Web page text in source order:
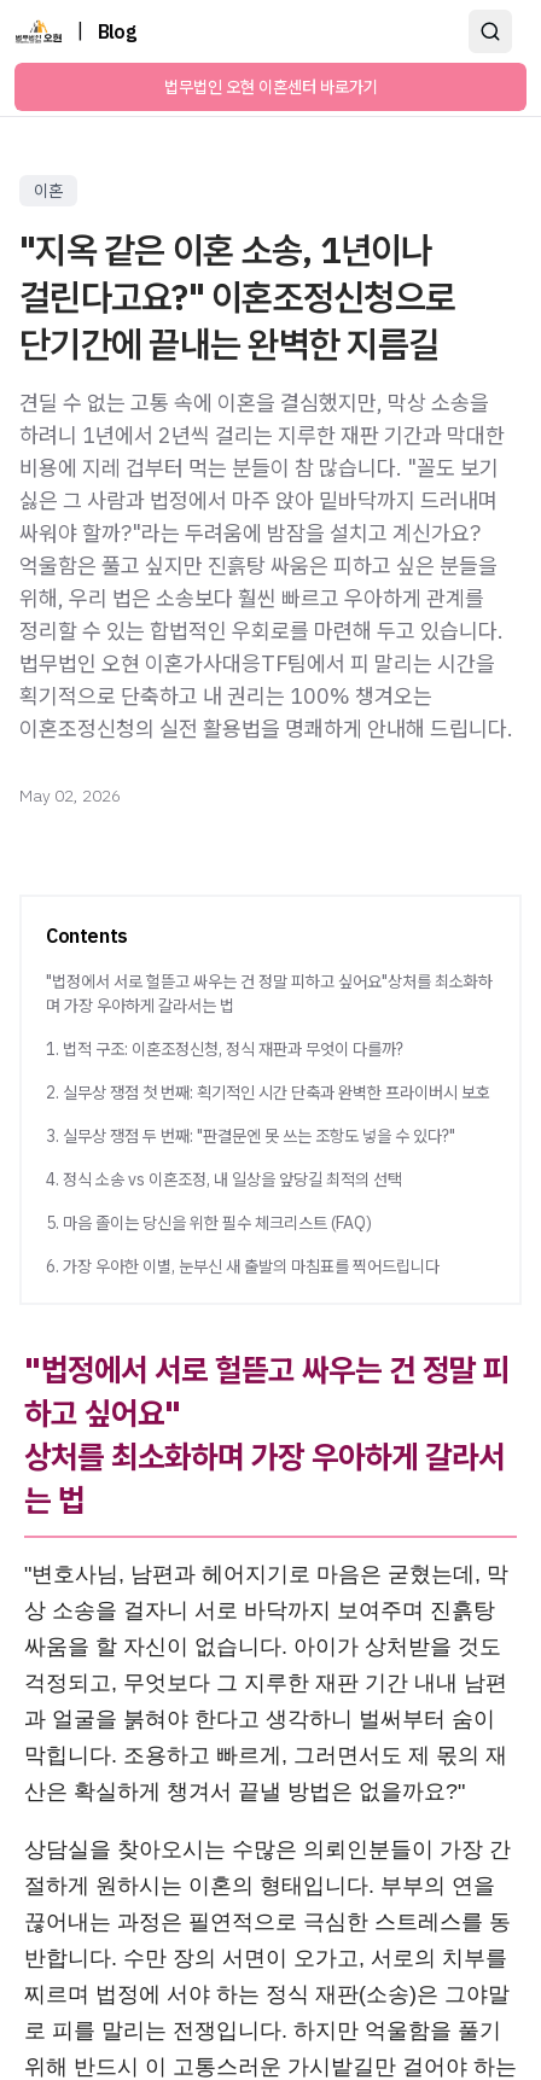
Blog
법무법인 오현 이혼센터 바로가기
이혼
"지옥 같은 이혼 소송, 1년이나
걸린다고요?" 이혼조정신청으로
단기간에 끝내는 완벽한 지름길
견딜 수 없는 고통 속에 이혼을 결심했지만, 막상 소송을
하려니 1년에서 2년씩 걸리는 지루한 재판 기간과 막대한
비용에 지레 겁부터 먹는 분들이 참 많습니다. "꼴도 보기
싫은 그 사람과 법정에서 마주 앉아 밑바닥까지 드러내며
싸워야 할까?"라는 두려움에 밤잠을 설치고 계신가요?
억울함은 풀고 싶지만 진흙탕 싸움은 피하고 싶은 분들을
위해, 우리 법은 소송보다 훨씬 빠르고 우아하게 관계를
정리할 수 있는 합법적인 우회로를 마련해 두고 있습니다.
법무법인 오현 이혼가사대응TF팀에서 피 말리는 시간을
획기적으로 단축하고 내 권리는 100% 챙겨오는
이혼조정신청의 실전 활용법을 명쾌하게 안내해 드립니다.
May 02, 2026
Contents
"법정에서 서로 헐뜯고 싸우는 건 정말 피하고 싶어요"상처를 최소화하
며 가장 우아하게 갈라서는 법
1. 법적 구조: 이혼조정신청, 정식 재판과 무엇이 다를까?
2. 실무상 쟁점 첫 번째: 획기적인 시간 단축과 완벽한 프라이버시 보호
3. 실무상 쟁점 두 번째: "판결문엔 못 쓰는 조항도 넣을 수 있다?"
4. 정식 소송 vs 이혼조정, 내 일상을 앞당길 최적의 선택
5. 마음 졸이는 당신을 위한 필수 체크리스트 (FAQ)
6. 가장 우아한 이별, 눈부신 새 출발의 마침표를 찍어드립니다
"법정에서 서로 헐뜯고 싸우는 건 정말 피
하고 싶어요"
상처를 최소화하며 가장 우아하게 갈라서
는 법
"변호사님, 남편과 헤어지기로 마음은 굳혔는데, 막
상 소송을 걸자니 서로 바닥까지 보여주며 진흙탕
싸움을 할 자신이 없습니다. 아이가 상처받을 것도
걱정되고, 무엇보다 그 지루한 재판 기간 내내 남편
과 얼굴을 붉혀야 한다고 생각하니 벌써부터 숨이
막힙니다. 조용하고 빠르게, 그러면서도 제 몫의 재
산은 확실하게 챙겨서 끝낼 방법은 없을까요?"
상담실을 찾아오시는 수많은 의뢰인분들이 가장 간
절하게 원하시는 이혼의 형태입니다. 부부의 연을
끊어내는 과정은 필연적으로 극심한 스트레스를 동
반합니다. 수만 장의 서면이 오가고, 서로의 치부를
찌르며 법정에 서야 하는 정식 재판(소송)은 그야말
로 피를 말리는 전쟁입니다. 하지만 억울함을 풀기
위해 반드시 이 고통스러운 가시밭길만 걸어야 하는